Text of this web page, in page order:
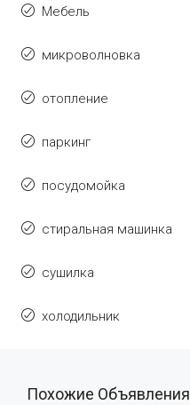
Мебель
микроволновка
отопление
паркинг
посудомойка
стиральная машинка
сушилка
холодильник
Похожие Объявления